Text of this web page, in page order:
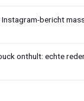
bericht
onthult: echte